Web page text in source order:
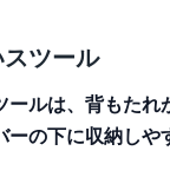
ツール
ールは、背もたれ
ーの下に収納しや